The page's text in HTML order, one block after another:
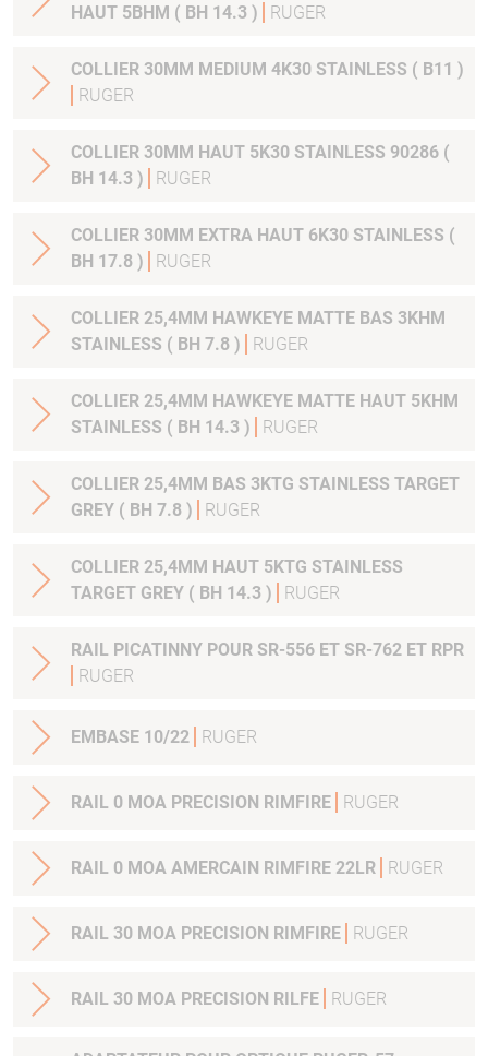
HAUT 5BHM ( BH 14.3 )
RUGER
COLLIER 30MM MEDIUM 4K30 STAINLESS ( B11 )
RUGER
COLLIER 30MM HAUT 5K30 STAINLESS 90286 (
BH 14.3 )
RUGER
COLLIER 30MM EXTRA HAUT 6K30 STAINLESS (
BH 17.8 )
RUGER
COLLIER 25,4MM HAWKEYE MATTE BAS 3KHM
STAINLESS ( BH 7.8 )
RUGER
COLLIER 25,4MM HAWKEYE MATTE HAUT 5KHM
STAINLESS ( BH 14.3 )
RUGER
COLLIER 25,4MM BAS 3KTG STAINLESS TARGET
GREY ( BH 7.8 )
RUGER
COLLIER 25,4MM HAUT 5KTG STAINLESS
TARGET GREY ( BH 14.3 )
RUGER
RAIL PICATINNY POUR SR-556 ET SR-762 ET RPR
RUGER
EMBASE 10/22 RUGER
RAIL 0 MOA PRECISION RIMFIRE RUGER
RAIL 0 MOA AMERCAIN RIMFIRE 22LR RUGER
RAIL 30 MOA PRECISION RIMFIRE RUGER
RAIL 30 MOA PRECISION RILFE RUGER